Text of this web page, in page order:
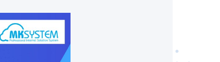
業務改善・IT活用
医療・介護・調剤薬局等支援
行政手続
業務改善・IT活用ブログ